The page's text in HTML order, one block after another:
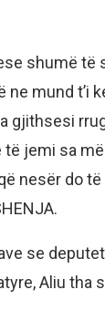
shumë të
ne mund t’i
gjithsesi
të jemi sa
nesër do të
se
Aliu tha